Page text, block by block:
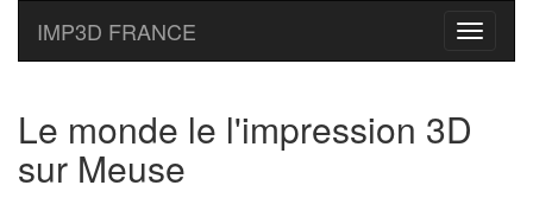
Toggle
IMP3D FRANCE
Le monde le l'impression 3D
sur Meuse